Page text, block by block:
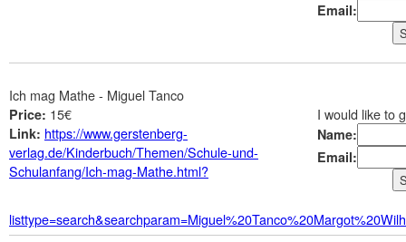
Email:
Ich mag Mathe - Miguel Tanco
I would like to
Name:
Email:
Price: 15€
Link: https://www.gerstenberg-
verlag.de/Kinderbuch/Themen/Schule-und-
Schulanfang/Ich-mag-Mathe.html?